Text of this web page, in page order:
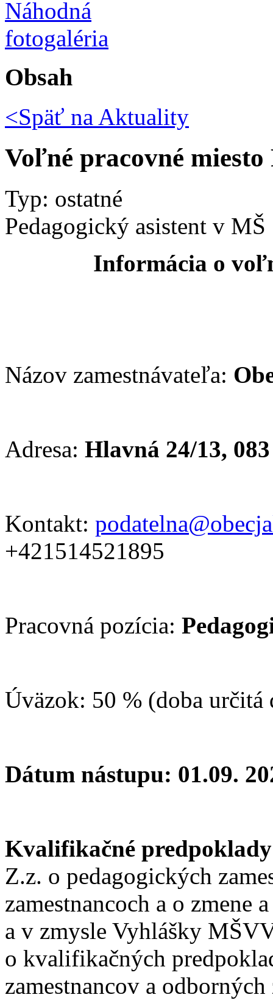
Obsah
<Späť na Aktuality
Voľné pracovné miesto
Typ: ostatné
Pedagogický asistent v MŠ
Informácia o
Názov zamestnávateľa:
Adresa: Hlavná 24/13,
Kontakt:
+421514521895
Pracovná pozícia:
Úväzok: 50 % (doba určitá
Dátum nástupu: 01.09.
Kvalifikačné
Z.z. o pedagogických
zamestnancoch a o zmene
a v zmysle Vyhlášky
o kvalifikačných
zamestnancov a odborných